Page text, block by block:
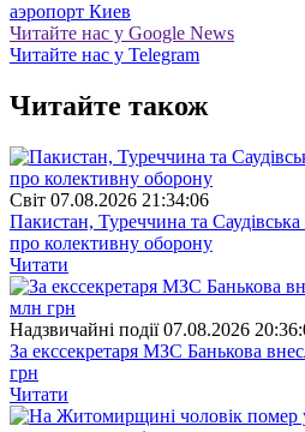
аэропорт Киев
Читайте нас у Google News
Читайте нас у Telegram
Читайте також
Свiт 07.08.2026 21:34:06
Пакистан, Туреччина та
про колективну оборону
Читати
Надзвичайні події 07.08.2026
За екссекретаря МЗС Банькова
грн
Читати